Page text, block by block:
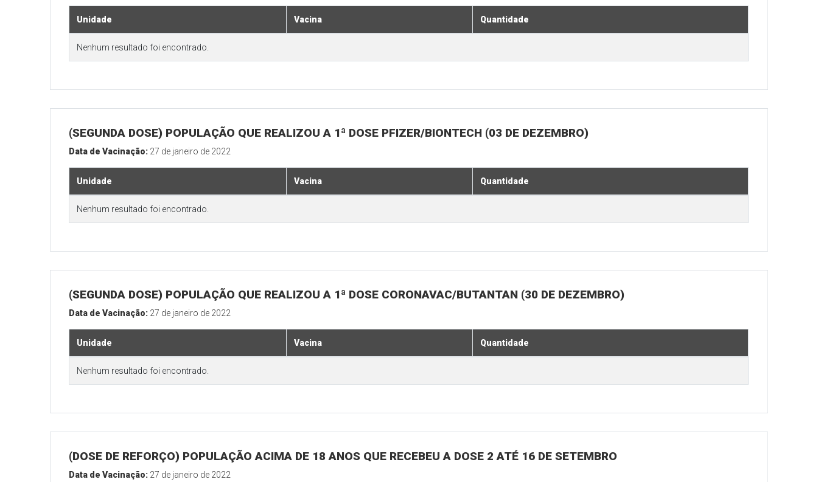
Unidade Vacina Quantidade
Nenhum resultado foi encontrado.
(SEGUNDA DOSE) POPULAÇÃO QUE REALIZOU A 1ª DOSE PFIZER/BIONTECH (03 DE DEZEMBRO)
Data de Vacinação: 27 de janeiro de 2022
Unidade Vacina Quantidade
Nenhum resultado foi encontrado.
(SEGUNDA DOSE) POPULAÇÃO QUE REALIZOU A 1ª DOSE CORONAVAC/BUTANTAN (30 DE DEZEMBRO)
Data de Vacinação: 27 de janeiro de 2022
Unidade Vacina Quantidade
Nenhum resultado foi encontrado.
(DOSE DE REFORÇO) POPULAÇÃO ACIMA DE 18 ANOS QUE RECEBEU A DOSE 2 ATÉ 16 DE SETEMBRO
Data de Vacinação: 27 de janeiro de 2022